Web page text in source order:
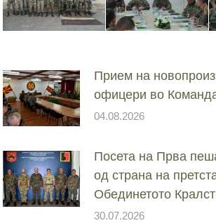
Прием на
офицери во
04.08.2026
Посета на Прва
од страна на
Обединетото
30.07.2026